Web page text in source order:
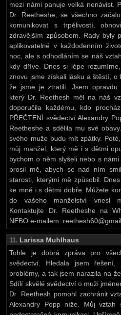
mezi námi panuje velká nenávist.
Dr. Reetheshe, se všechno
komunikovat s trpělivostí,
zdravějším způsobem. Rady byly
aplikovatelné v každodenním
noc, ale s odhodláním se náš
kdy dříve. Dnes si lépe
znovu jsme získali lásku a štěstí, o
že jsme je ztratili. Jsem opravdu
který Dr. Reethesh měl na náš
doporučila každému, kdo
PŘEČTENÍ svědectví Alexandry
Reetheshe a sdělila mu své
svého muže budu mít zpátky.
můj manžel, který mě i s dětmi
bychom o něm slyšeli nebo s
prosil mě, abych se nad ním
starosti, kterými mě způsobil.
ke mně i s dětmi dobře. Můžete
do vašeho manželství vnesl
Kontaktujte Dr. Reetheshe na
NEBO e-mailem:
11. Larissa Muhlhaus
Tohle je dobrá zpráva pro
svědectví. Hledala jsem
problémy, a tak jsem narazila na
Sdílí skvělé svědectví o muži
Dr. Reethesh pomohl zachránit
Alexandry Popp níže. Můj vztah